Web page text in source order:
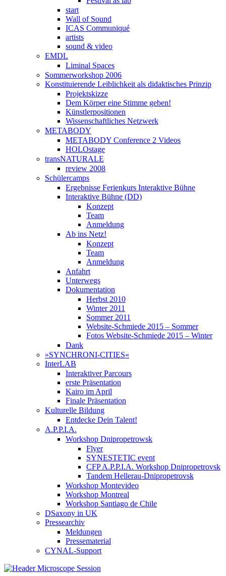
start
Wall of Sound
ICAS Communiqué
artists
sound & video
EMDL
Liminal Spaces
Sommerworkshop 2006
Konstituierende Leiblichkeit als didaktisches Prinzip
Projektskizze
Dem Körper eine Stimme geben!
Künstlerpositionen
Wissenschaftliches Netzwerk
METABODY
METABODY Conference 2 Videos
HOLOstage
transNATURALE
review 2008
Schülercamps
Ergebnisse Ferienkurs Interaktive Bühne
Interaktive Bühne (DD)
Konzept
Team
Anmeldung
Ab ins Netz!
Konzept
Team
Anmeldung
Anfahrt
Unterwegs
Dokumentation
Herbst 2010
Winter 2011
Sommer 2011
Website-Schmiede 2015 – Sommer
Fotos Website-Schmiede 2015 – Winter
Dank
»SYNCHRONI-CITIES«
InterLAB
Interaktiver Parcours
erste Präsentation
Kairo im April
Finale Präsentation
Kulturelle Bildung
Entdecke Dein Talent!
A.P.P.I.A.
Workshop Dnipropetrowsk
Flyer
SYNESTETIC event
CFP A.P.P.I.A. Workshop Dnipropetrovsk
Tandem Hellerau-Dnipropetrovsk
Workshop Montevideo
Workshop Montreal
Workshop Santiago de Chile
DSaxony in UK
Pressearchiv
Meldungen
Pressematerial
CYNAL-Support